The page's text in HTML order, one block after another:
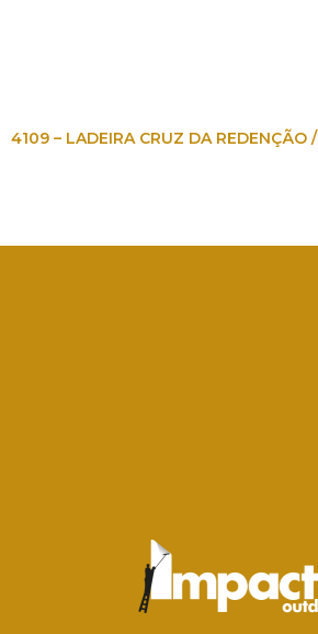
4109 – LADEIRA CRUZ DA REDENÇÃO